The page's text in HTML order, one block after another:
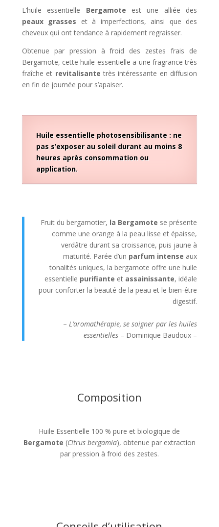
L’huile essentielle Bergamote est une alliée des
peaux grasses et à imperfections, ainsi que des
cheveux qui ont tendance à rapidement regraisser.
Obtenue par pression à froid des zestes frais de
Bergamote, cette huile essentielle a une fragrance très
fraîche et revitalisante très intéressante en diffusion
en fin de journée pour s’apaiser.
Huile essentielle photosensibilisante : ne
pas s’exposer au soleil durant au moins 8
heures après consommation ou
application.
Fruit du bergamotier, la Bergamote se présente
comme une orange à la peau lisse et épaisse,
verdâtre durant sa croissance, puis jaune à
maturité. Parée d’un parfum intense aux
tonalités uniques, la bergamote offre une huile
essentielle purifiante et assainissante, idéale
pour conforter la beauté de la peau et le bien-être
digestif.
–L’aromathérapie, se soigner par les huiles
essentielles – Dominique Baudoux –
Composition
Huile Essentielle 100 % pure et biologique de
Bergamote (Citrus bergamia), obtenue par extraction
par pression à froid des zestes.